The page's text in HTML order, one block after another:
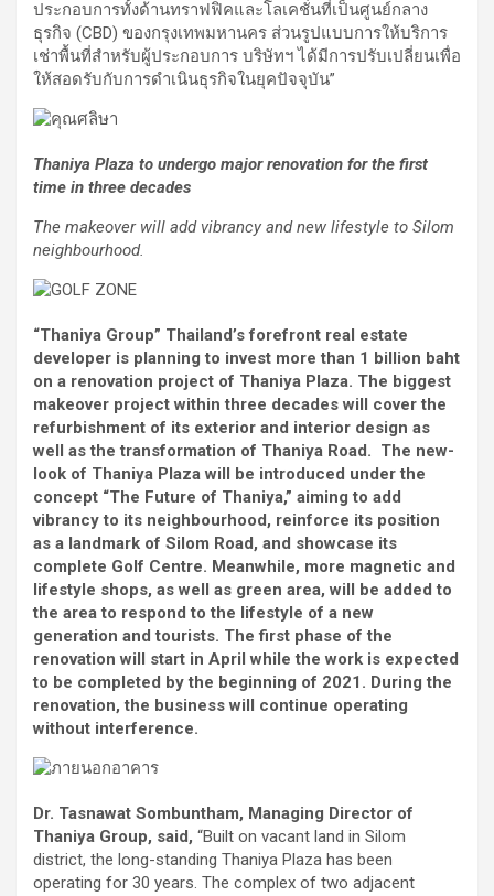
ประกอบการทั้งด้านทราฟฟิคและโลเคชั่นที่เป็นศูนย์กลาง
ธุรกิจ (CBD) ของกรุงเทพมหานคร ส่วนรูปแบบการให้บริการ
เช่าพื้นที่สำหรับผู้ประกอบการ บริษัทฯ ได้มีการปรับเปลี่ยนเพื่อ
ให้สอดรับกับการดำเนินธุรกิจในยุคปัจจุบัน”
Thaniya Plaza to undergo major renovation for the first
time in three decades
The makeover will add vibrancy and new lifestyle to Silom
neighbourhood.
“Thaniya Group” Thailand’s forefront real estate
developer is planning to invest more than 1 billion baht
on a renovation project of Thaniya Plaza. The biggest
makeover project within three decades will cover the
refurbishment of its exterior and interior design as
well as the transformation of Thaniya Road. The new-
look of Thaniya Plaza will be introduced under the
concept “The Future of Thaniya,” aiming to add
vibrancy to its neighbourhood, reinforce its position
as a landmark of Silom Road, and showcase its
complete Golf Centre. Meanwhile, more magnetic and
lifestyle shops, as well as green area, will be added to
the area to respond to the lifestyle of a new
generation and tourists. The first phase of the
renovation will start in April while the work is expected
to be completed by the beginning of 2021. During the
renovation, the business will continue operating
without interference.
Dr. Tasnawat Sombuntham, Managing Director of
Thaniya Group, said, “Built on vacant land in Silom
district, the long-standing Thaniya Plaza has been
operating for 30 years. The complex of two adjacent